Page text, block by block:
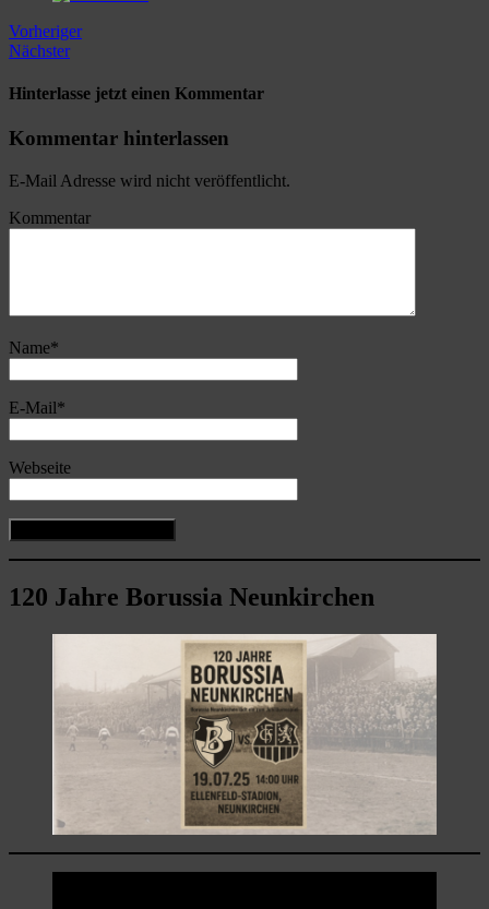
Vorheriger
Nächster
Hinterlasse jetzt einen Kommentar
Kommentar hinterlassen
E-Mail Adresse wird nicht veröffentlicht.
Kommentar
Name*
E-Mail*
Webseite
120 Jahre Borussia Neunkirchen